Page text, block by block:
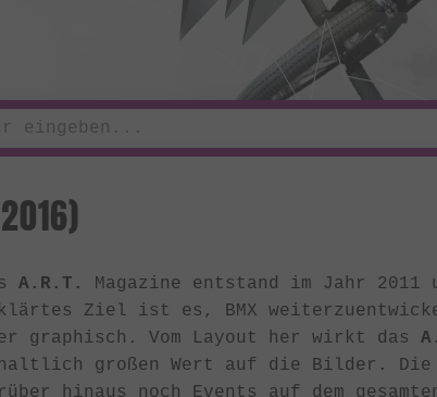
A.R.T.
Magazine entstand im Jahr
Ziel ist es, BMX
graphisch. Vom Layout her wirkt das
großen Wert auf die Bilder. Die
hinaus noch Events auf dem